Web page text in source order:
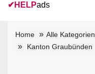
✔ HELPads
Home Alle Kategorien
Kanton Graubünden